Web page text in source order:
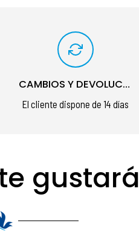
CAMBIOS Y DEVOLUCIONES
El cliente dispone de 14 días
gustará